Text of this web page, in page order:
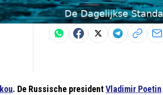
. De Russische presidentVladimir Poetin